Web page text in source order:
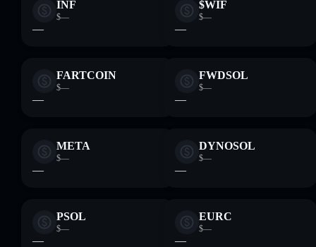
INF
$—
—
$WIF
$—
—
FARTCOIN
$—
—
FWDSOL
$—
—
META
$—
—
DYNOSOL
$—
—
PSOL
$—
—
EURC
$—
—